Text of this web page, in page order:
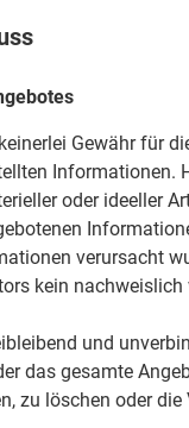
Gewähr für
Informationen.
oder ideeller
verursacht
kein
und
das gesamte
zu löschen oder